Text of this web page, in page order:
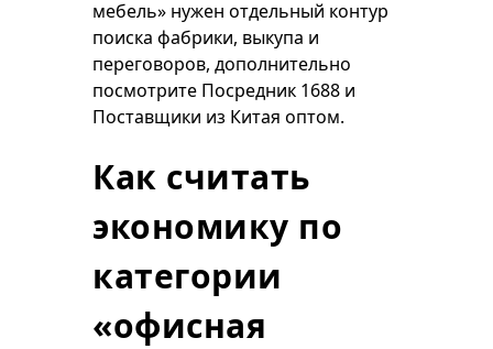
мебель» нужен отдельный контур
поиска фабрики, выкупа и
переговоров, дополнительно
посмотрите Посредник 1688 и
Поставщики из Китая оптом.
Как считать
экономику по
категории
«офисная